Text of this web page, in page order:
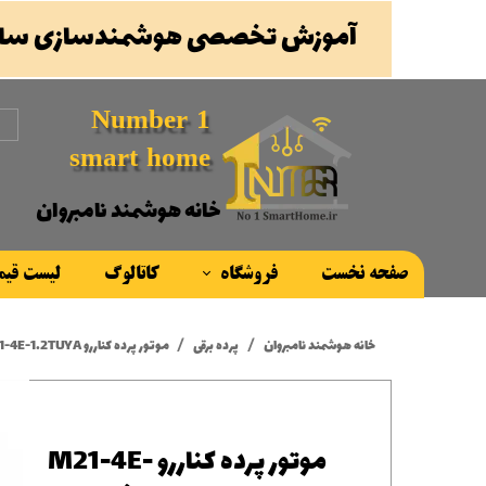
Number 1
smart home
صفحه نخست فروشگاه کاتالوگ لیست
خانه هوشمند نامبروان
آموزش تخصصی هوشمندسازی
خانه هوشمند نامبروان پرده برقی موتور پرده کناررو M21-4E-1.2TUYA موتور داخلی DC
موتور پرده کناررو M21-4E-